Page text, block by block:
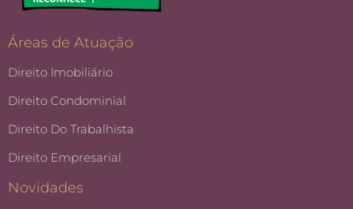
Áreas de Atuação
Direito Imobiliário
Direito Condominial
Direito Do Trabalhista
Direito Empresarial
Novidades